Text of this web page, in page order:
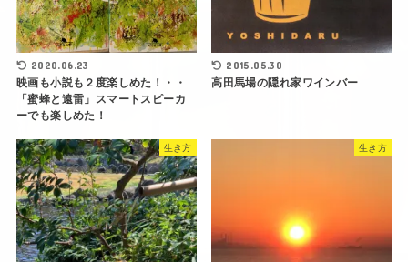
2020.06.23
映画も小説も２度楽しめた！・・
「蜜蜂と遠雷」スマートスピーカ
ーでも楽しめた！
2015.05.30
高田馬場の隠れ家ワインバー
生き方 生き方